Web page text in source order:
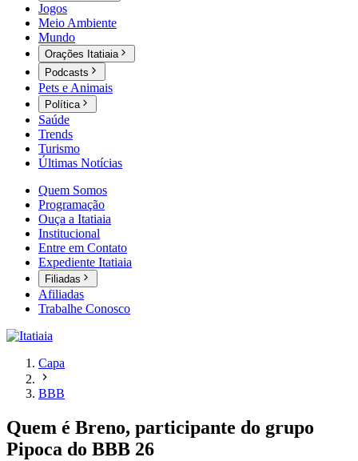
Jogos
Meio Ambiente
Mundo
Orações Itatiaia
Podcasts
Pets e Animais
Política
Saúde
Trends
Turismo
Últimas Notícias
Quem Somos
Programação
Ouça a Itatiaia
Institucional
Entre em Contato
Expediente Itatiaia
Filiadas
Afiliadas
Trabalhe Conosco
Capa
BBB
Quem é Breno, participante do grupo
Pipoca do BBB 26